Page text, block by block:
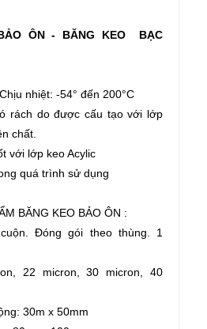
ÔN - BĂNG KEO BẠC
nhiệt: -54° đến 200°C
rách do được cấu tạo với lớp
chất.
với lớp keo Acylic
quá trình sử dụng
BĂNG KEO BẢO ÔN :
Đóng gói theo thùng. 1
22 micron, 30 micron, 40
30m x 50mm